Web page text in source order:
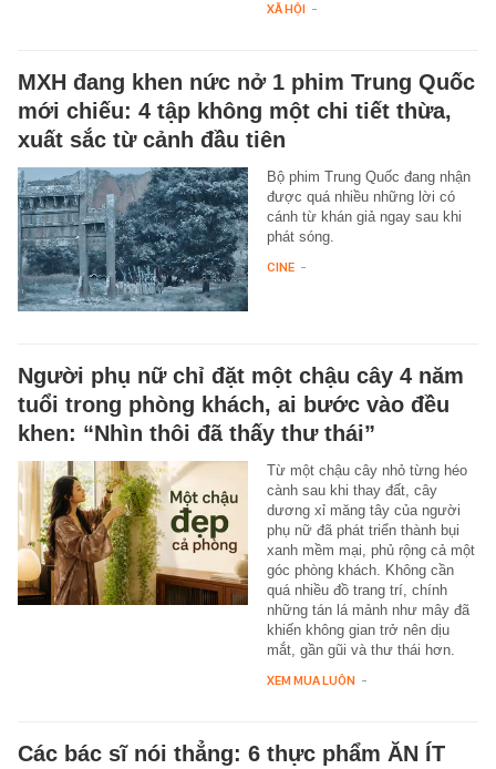
XÃ HỘI -
MXH đang khen nức nở 1 phim Trung Quốc
mới chiếu: 4 tập không một chi tiết thừa,
xuất sắc từ cảnh đầu tiên
Bộ phim Trung Quốc đang nhận
được quá nhiều những lời có
cánh từ khán giả ngay sau khi
phát sóng.
CINE -
Người phụ nữ chỉ đặt một chậu cây 4 năm
tuổi trong phòng khách, ai bước vào đều
khen: “Nhìn thôi đã thấy thư thái”
Từ một chậu cây nhỏ từng héo
cành sau khi thay đất, cây
dương xỉ măng tây của người
phụ nữ đã phát triển thành bụi
xanh mềm mại, phủ rộng cả một
góc phòng khách. Không cần
quá nhiều đồ trang trí, chính
những tán lá mảnh như mây đã
khiến không gian trở nên dịu
mắt, gần gũi và thư thái hơn.
XEM MUA LUÔN -
Các bác sĩ nói thẳng: 6 thực phẩm ĂN ÍT